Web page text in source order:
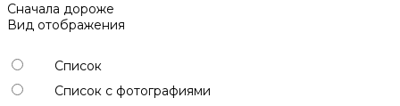
Сначала дороже
Вид отображения
Список
Список с фотографиями